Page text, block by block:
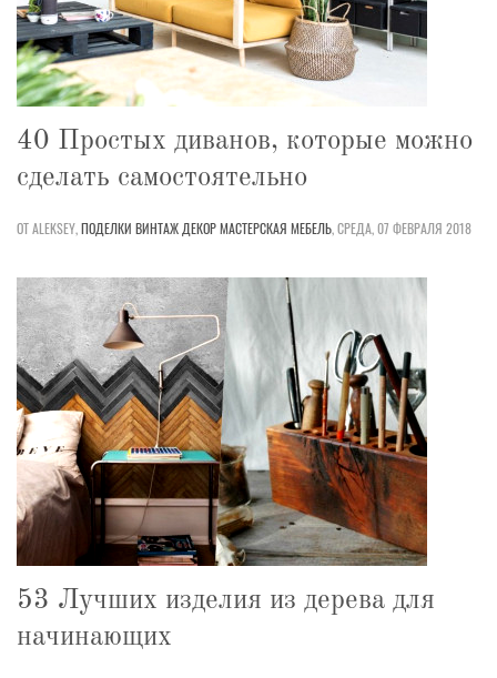
40 Простых диванов, которые можно
сделать самостоятельно
ОТ ALEKSEY,ПОДЕЛКИ ВИНТАЖ ДЕКОРМАСТЕРСКАЯ МЕБЕЛЬ,СРЕДА, 07 ФЕВРАЛЯ 2018
53 Лучших изделия из дерева для
начинающих